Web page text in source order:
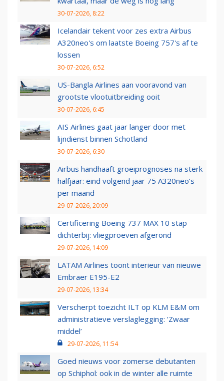
30-07-2026, 8:22
Icelandair tekent voor zes extra Airbus
A320neo's om laatste Boeing 757's af te
lossen
30-07-2026, 6:52
US-Bangla Airlines aan vooravond van
grootste vlootuitbreiding ooit
30-07-2026, 6:45
AIS Airlines gaat jaar langer door met
lijndienst binnen Schotland
30-07-2026, 6:30
Airbus handhaaft groeiprognoses na sterk
halfjaar: eind volgend jaar 75 A320neo’s
per maand
29-07-2026, 20:09
Certificering Boeing 737 MAX 10 stap
dichterbij: vliegproeven afgerond
29-07-2026, 14:09
LATAM Airlines toont interieur van nieuwe
Embraer E195-E2
29-07-2026, 13:34
Verscherpt toezicht ILT op KLM E&M om
administratieve verslaglegging: ‘Zwaar
middel’
29-07-2026, 11:54
Goed nieuws voor zomerse debutanten
op Schiphol: ook in de winter alle ruimte